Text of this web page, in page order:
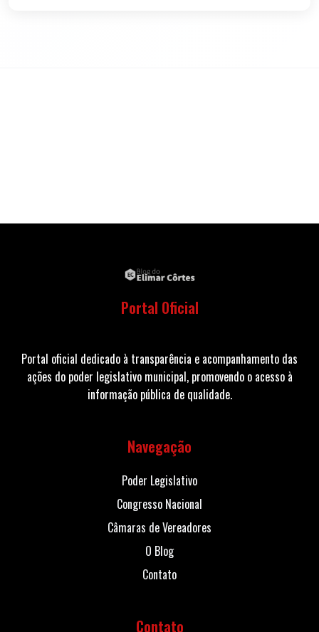
Portal Oficial
Portal oficial dedicado à transparência e acompanhamento das
ações do poder legislativo municipal, promovendo o acesso à
informação pública de qualidade.
Navegação
Poder Legislativo
Congresso Nacional
Câmaras de Vereadores
O Blog
Contato
Contato